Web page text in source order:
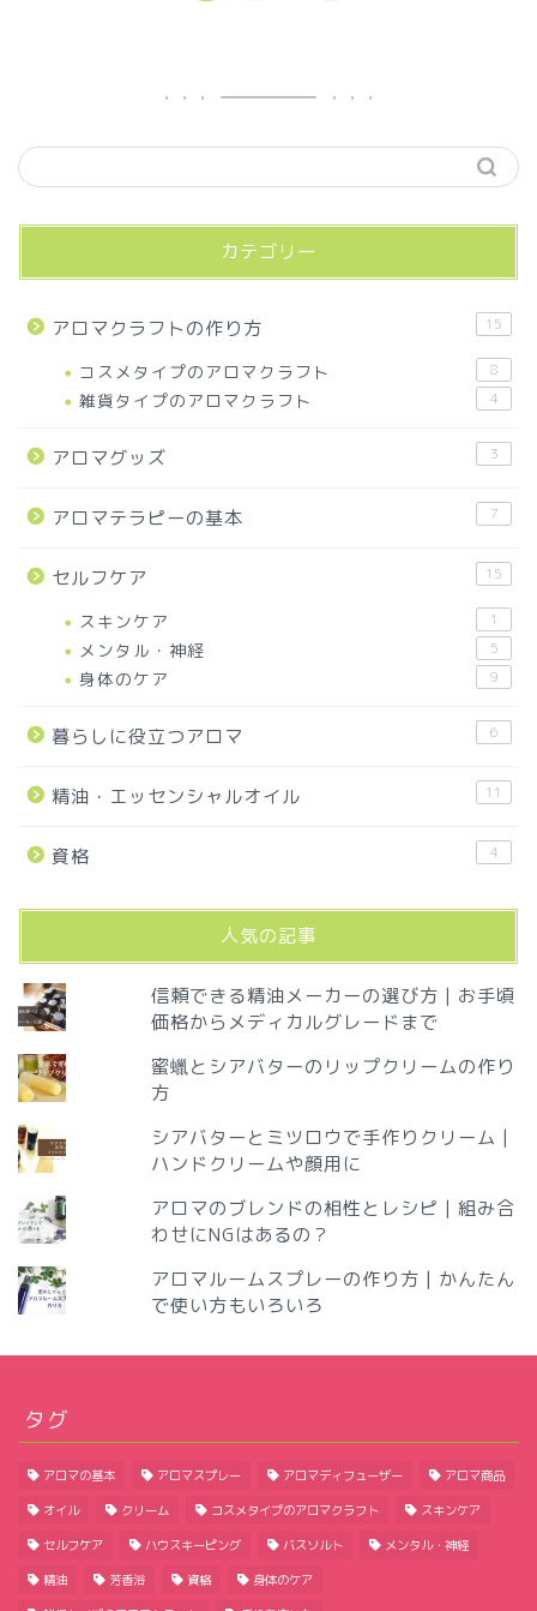
カテゴリー
アロマクラフトの作り方 15
コスメタイプのアロマクラフト 8
雑貨タイプのアロマクラフト 4
アロマグッズ 3
アロマテラピーの基本 7
セルフケア 15
スキンケア 1
メンタル・神経 5
身体のケア 9
暮らしに役立つアロマ 6
精油・エッセンシャルオイル 11
資格 4
人気の記事
信頼できる精油メーカーの選び方 | お手頃
価格からメディカルグレードまで
蜜蠟とシアバターのリップクリームの作り
方
シアバターとミツロウで手作りクリーム |
ハンドクリームや顔用に
アロマのブレンドの相性とレシピ | 組み合
わせにNGはあるの？
アロマルームスプレーの作り方 | かんたん
で使い方もいろいろ
タグ
アロマの基本 アロマスプレー アロマディフューザー アロマ商品
オイル クリーム コスメタイプのアロマクラフト スキンケア
セルフケア ハウスキーピング バスソルト メンタル・神経
精油 芳香浴 資格 身体のケア